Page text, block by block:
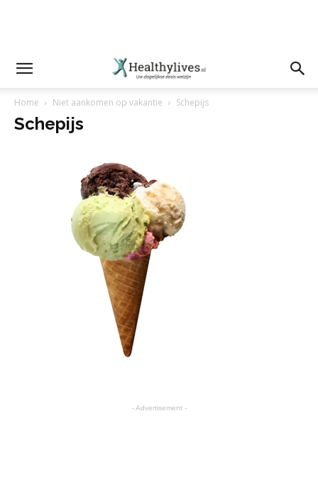
Home Niet aankomen op vakantie Schepijs
Schepijs
- Advertisement -